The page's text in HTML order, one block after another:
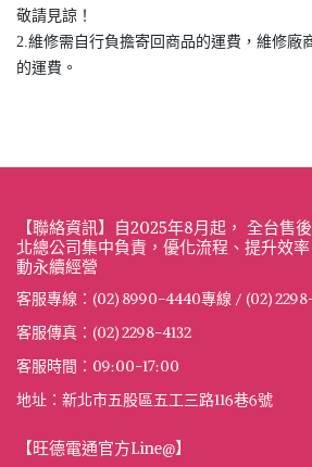
敬請見諒！
2.維修需自行負擔寄回商品的運費，維修廠
的運費。
【聯絡資訊】自2025年8月起， 全台售
北總公司集中負責，優化流程、提升效
動永續經營
客服專線：(02) 8990-4440專線 / (02)
客服傳真：(02) 2298-4132
客服時間：09:00-17:00
地址：新北市五股區五工三路116巷6號
【旺德電通官方Line@】